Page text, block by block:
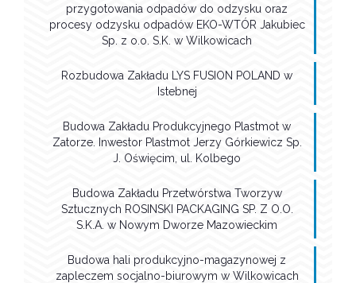
przygotowania odpadów do odzysku oraz
procesy odzysku odpadów EKO-WTÓR Jakubiec
Sp. z o.o. S.K. w Wilkowicach
Rozbudowa Zakładu LYS FUSION POLAND w
Istebnej
Budowa Zakładu Produkcyjnego Plastmot w
Zatorze. Inwestor Plastmot Jerzy Górkiewicz Sp.
J. Oświęcim, ul. Kolbego
Budowa Zakładu Przetwórstwa Tworzyw
Sztucznych ROSINSKI PACKAGING SP. Z O.O.
S.K.A. w Nowym Dworze Mazowieckim
Budowa hali produkcyjno-magazynowej z
zapleczem socjalno-biurowym w Wilkowicach